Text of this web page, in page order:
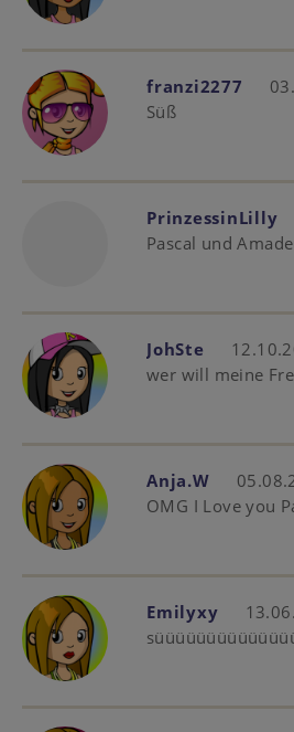
franzi2277
Süß
PrinzessinLilly
Pascal und
JohSte
wer will meine
Anja.W
OMG I Love you
Emilyxy